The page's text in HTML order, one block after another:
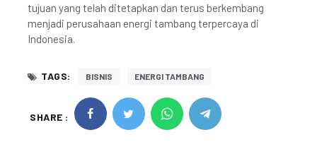
tujuan yang telah ditetapkan dan terus berkembang
menjadi perusahaan energi tambang terpercaya di
Indonesia.
TAGS: BISNIS ENERGI TAMBANG
SHARE :